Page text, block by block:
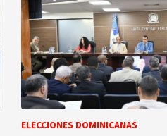
ELECCIONES DOMINICANAS